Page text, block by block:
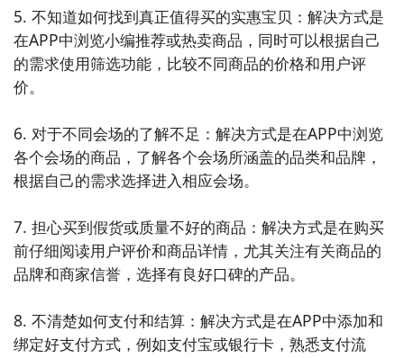
5. 不知道如何找到真正值得买的实惠宝贝：解决方式是
在APP中浏览小编推荐或热卖商品，同时可以根据自己
的需求使用筛选功能，比较不同商品的价格和用户评
价。
6. 对于不同会场的了解不足：解决方式是在APP中浏览
各个会场的商品，了解各个会场所涵盖的品类和品牌，
根据自己的需求选择进入相应会场。
7. 担心买到假货或质量不好的商品：解决方式是在购买
前仔细阅读用户评价和商品详情，尤其关注有关商品的
品牌和商家信誉，选择有良好口碑的产品。
8. 不清楚如何支付和结算：解决方式是在APP中添加和
绑定好支付方式，例如支付宝或银行卡，熟悉支付流